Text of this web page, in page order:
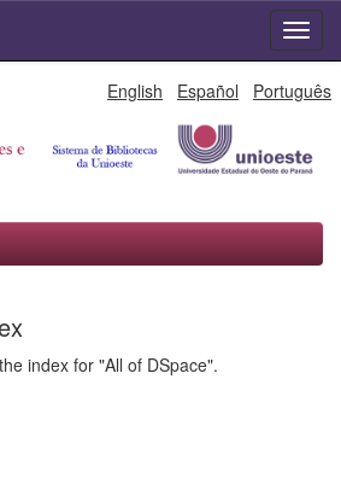
English Español Português
index for "All of DSpace".